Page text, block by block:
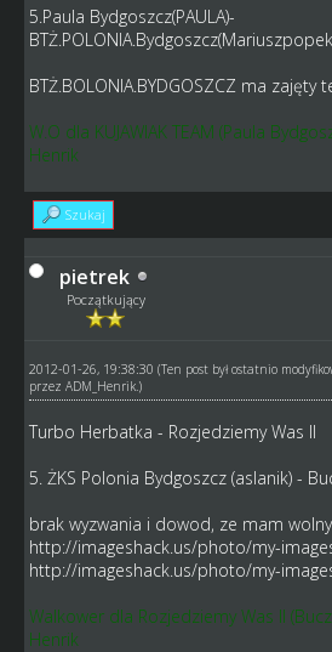
5.Paula Bydgoszcz(PAULA)-
BTŻ.BOLONIA.BYDGOSZCZ ma zajęty
W.O dla KUJAWIAK TEAM (Paula
Henrik
Szukaj
pietrek
Początkujący
2012-01-26, 19:38:30 (Ten post był ostatnio
przez ADM_Henrik.)
Turbo Herbatka - Rozjedziemy Was II
5. ŻKS Polonia Bydgoszcz (aslanik) -
brak wyzwania i dowod, ze mam
http://imageshack.us/photo/my-
http://imageshack.us/photo/my-
Walkower dla Rozjedziemy Was II
Henrik